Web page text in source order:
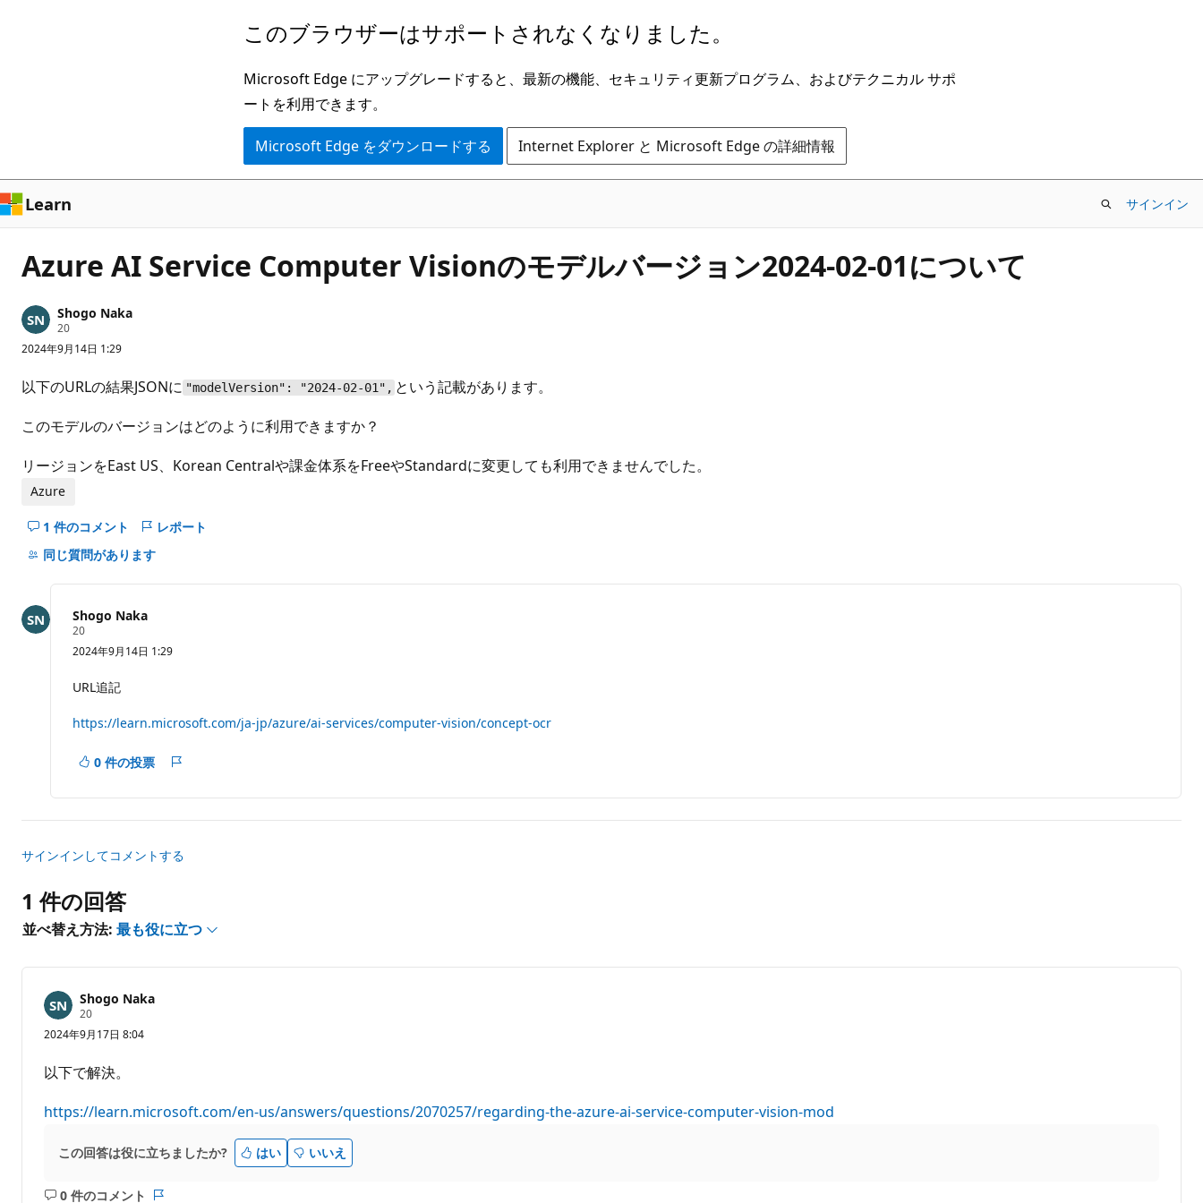
ン
ツ
に
キ
プ
このブラウザーはサポートされなくなりました。
Microsoft Edge にアップグレードすると、最新の機能、セキュリティ更新プログラム、およびテクニカル サポ
ートを利用できます。
Microsoft Edge をダウンロードする Internet Explorer と Microsoft Edge の詳細情報
Learn サインイン
Azure AI Service Computer Visionのモデルバージョン2024-02-01について
Shogo Naka
20評
価
の
イ
ン
2024年9月14日 1:29
以下のURLの結果JSONに "modelVersion": "2024-02-01", という記載があります。
このモデルのバージョンはどのように利用できますか？
リージョンをEast US、Korean Centralや課金体系をFreeやStandardに変更しても利用できませんでした。
Azure
1 件のコメント
こ
の
コ
メ
ン
を
表
に
る
レポート
同じ質問があります
Shogo Naka
20評
の
イ
ン
2024年9月14日 1:29
URL追記
https://learn.microsoft.com/ja-jp/azure/ai-services/computer-vision/concept-ocr
0 件の投票
ト
サインインしてコメントする
1 件の回答
並べ替え方法: 最も役に立つ
Shogo Naka
20評
価
の
イ
ン
2024年9月17日 8:04
以下で解決。
https://learn.microsoft.com/en-us/answers/questions/2070257/regarding-the-azure-ai-service-computer-vision-mod
この回答は役に立ちましたか? はい いいえ
0 件のコメント